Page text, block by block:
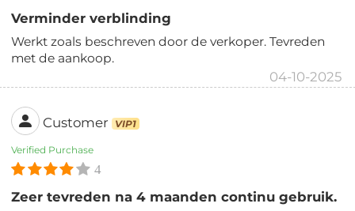
Verminder verblinding
Werkt zoals beschreven door de verkoper. Tevreden
met de aankoop.
04-10-2025
Customer VIP1
Verified Purchase
4
Zeer tevreden na 4 maanden continu gebruik.